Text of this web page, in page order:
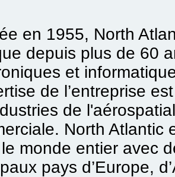
en 1955, North
depuis plus de 60
et
de l’entreprise
de
North Atlantic
monde entier avec
pays d’Europe,